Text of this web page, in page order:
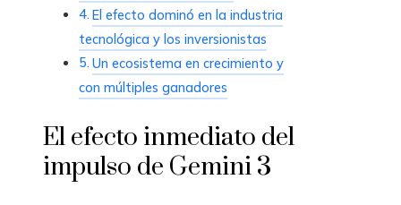
El efecto dominó en la industria
tecnológica y los inversionistas
Un ecosistema en crecimiento y
con múltiples ganadores
El efecto inmediato del
impulso de Gemini 3